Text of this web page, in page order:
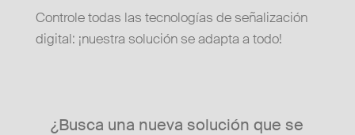
Controle todas las tecnologías de señalización
digital: ¡nuestra solución se adapta a todo!
¿Busca una nueva solución que se